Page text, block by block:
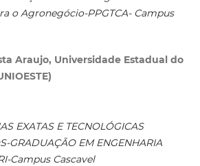
o Agronegócio-PPGTCA- Campus
Araujo, Universidade Estadual do
EXATAS E TECNOLÓGICAS
GRADUAÇÃO EM ENGENHARIA
Campus Cascavel